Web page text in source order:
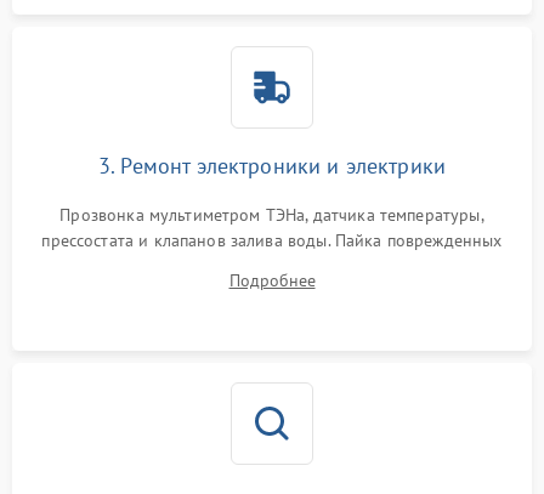
3. Ремонт электроники и электрики
Прозвонка мультиметром ТЭНа, датчика температуры,
прессостата и клапанов залива воды. Пайка поврежденных
Восстановление целостности проводки и контактов.
Подробнее